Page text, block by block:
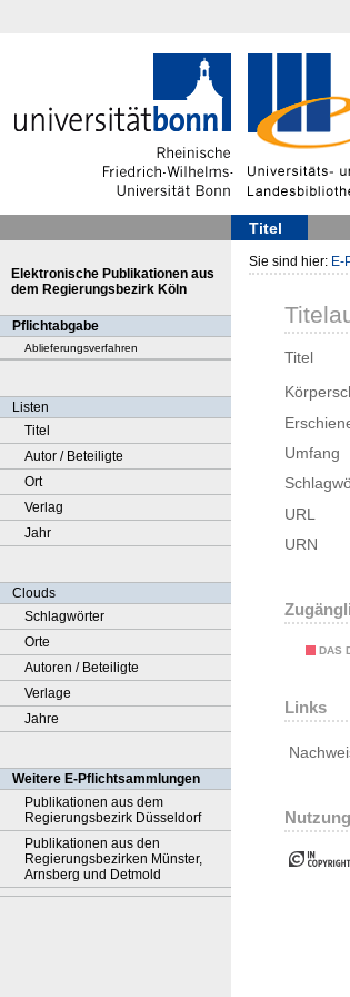
Titel
Elektronische Publikationen aus
dem Regierungsbezirk Köln
Pflichtabgabe
Ablieferungsverfahren
Listen
Titel
Autor / Beteiligte
Ort
Verlag
Jahr
Clouds
Schlagwörter
Orte
Autoren / Beteiligte
Verlage
Jahre
Weitere E-Pflichtsammlungen
Publikationen aus dem
Regierungsbezirk Düsseldorf
Publikationen aus den
Regierungsbezirken Münster,
Arnsberg und Detmold
Sie sind hier: E-
Titel
Umfang
URL
URN
DAS
Links